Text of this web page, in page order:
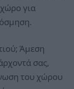
για
Άμεση
σας,
του χώρου